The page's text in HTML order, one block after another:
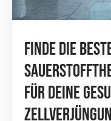
Finde Die
Für Deine